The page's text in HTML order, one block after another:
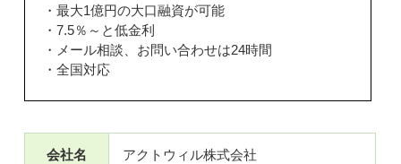
・最大1億円の大口融資が可能
・7.5％～と低金利
・メール相談、お問い合わせは24時間
・全国対応
会社名 アクトウィル株式会社